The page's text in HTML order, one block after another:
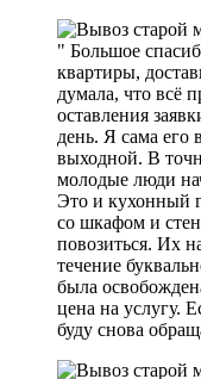
Большое
квартиры,
думала, что всё
оставления
день. Я сама его
выходной. В
молодые люди
Это и кухонный
со шкафом и
повозиться. Их
течение
была
цена на услугу.
буду снова